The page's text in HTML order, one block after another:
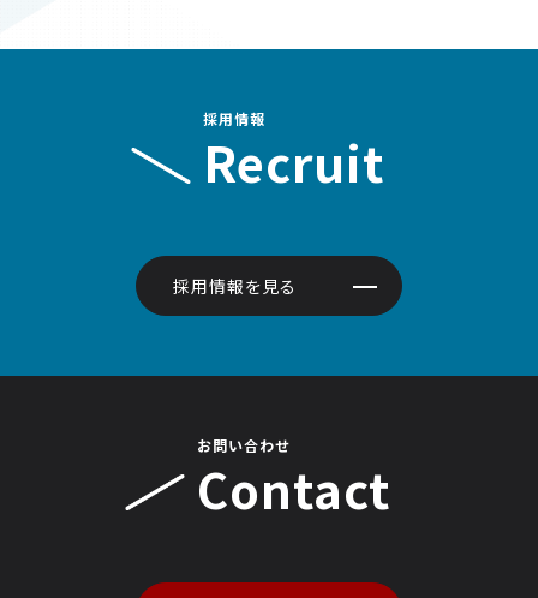
採用情報
Recruit
採用情報を見る
お問い合わせ
Contact